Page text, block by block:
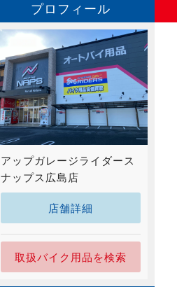
プロフィール
アップガレージライダース
ナップス広島店
店舗詳細
取扱バイク用品を検索